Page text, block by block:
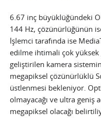
6.67 inç büyüklüğündeki
144 Hz, çözünürlüğünün
İşlemci tarafında ise
edilme ihtimali çok
geliştirilen kamera
megapiksel çözünürlüklü
üstlenmesi bekleniyor.
olmayacağı ve ultra geniş
megapiksel olacağı